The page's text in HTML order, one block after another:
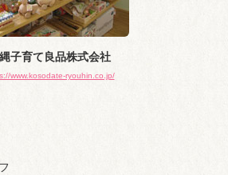
子育て良品株式会社
www.kosodate-ryouhin.co.jp/